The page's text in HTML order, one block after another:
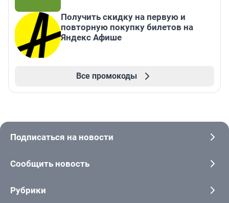
Получить скидку на первую и
повторную покупку билетов на
Яндекс Афише
Все промокоды
Подписаться на новости
Сообщить новость
Рубрики